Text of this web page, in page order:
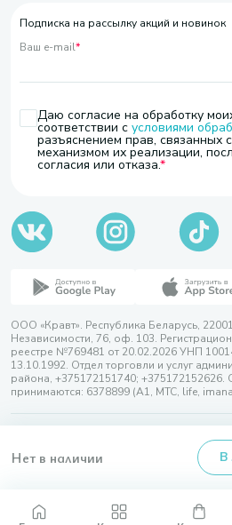
Нет в наличии В
Подписка на рассылку акций и новинок
Ваш e-mail*
Даю согласие на обработку
соответствии с условиями
разъяснением прав, связанных
механизмом их реализации,
согласия или отказа.
ООО «Кравт». Республика Беларусь,
Независимости, 76, оф. 103.
реестре №769481 от 20.02.2026 УНП
13.10.1992. Отдел торговли и услуг
района, +375172151740;
принимаются: 6378899 (А1, МТС, life,
Разработка сайта — SLAM
Выбор настроек Cookie